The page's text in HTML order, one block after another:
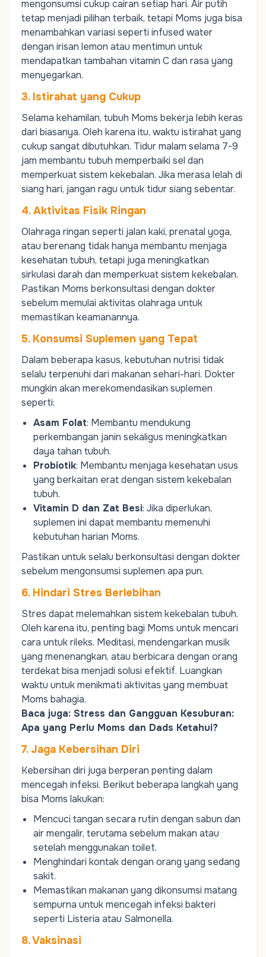
mengonsumsi cukup cairan setiap hari. Air putih
tetap menjadi pilihan terbaik, tetapi Moms juga bisa
menambahkan variasi seperti infused water
dengan irisan lemon atau mentimun untuk
mendapatkan tambahan vitamin C dan rasa yang
menyegarkan.
3. Istirahat yang Cukup
Selama kehamilan, tubuh Moms bekerja lebih keras
dari biasanya. Oleh karena itu, waktu istirahat yang
cukup sangat dibutuhkan. Tidur malam selama 7-9
jam membantu tubuh memperbaiki sel dan
memperkuat sistem kekebalan. Jika merasa lelah di
siang hari, jangan ragu untuk tidur siang sebentar.
4. Aktivitas Fisik Ringan
Olahraga ringan seperti jalan kaki, prenatal yoga,
atau berenang tidak hanya membantu menjaga
kesehatan tubuh, tetapi juga meningkatkan
sirkulasi darah dan memperkuat sistem kekebalan.
Pastikan Moms berkonsultasi dengan dokter
sebelum memulai aktivitas olahraga untuk
memastikan keamanannya.
5. Konsumsi Suplemen yang Tepat
Dalam beberapa kasus, kebutuhan nutrisi tidak
selalu terpenuhi dari makanan sehari-hari. Dokter
mungkin akan merekomendasikan suplemen
seperti:
Asam Folat: Membantu mendukung
perkembangan janin sekaligus meningkatkan
daya tahan tubuh.
Probiotik: Membantu menjaga kesehatan usus
yang berkaitan erat dengan sistem kekebalan
tubuh.
Vitamin D dan Zat Besi: Jika diperlukan,
suplemen ini dapat membantu memenuhi
kebutuhan harian Moms.
Pastikan untuk selalu berkonsultasi dengan dokter
sebelum mengonsumsi suplemen apa pun.
6. Hindari Stres Berlebihan
Stres dapat melemahkan sistem kekebalan tubuh.
Oleh karena itu, penting bagi Moms untuk mencari
cara untuk rileks. Meditasi, mendengarkan musik
yang menenangkan, atau berbicara dengan orang
terdekat bisa menjadi solusi efektif. Luangkan
waktu untuk menikmati aktivitas yang membuat
Moms bahagia.
Baca juga: Stress dan Gangguan Kesuburan:
Apa yang Perlu Moms dan Dads Ketahui?
7. Jaga Kebersihan Diri
Kebersihan diri juga berperan penting dalam
mencegah infeksi. Berikut beberapa langkah yang
bisa Moms lakukan:
Mencuci tangan secara rutin dengan sabun dan
air mengalir, terutama sebelum makan atau
setelah menggunakan toilet.
Menghindari kontak dengan orang yang sedang
sakit.
Memastikan makanan yang dikonsumsi matang
sempurna untuk mencegah infeksi bakteri
seperti Listeria atau Salmonella.
8. Vaksinasi